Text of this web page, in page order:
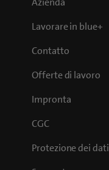
Lavorare in blue+
Contatto
Offerte di lavoro
Impronta
CGC
Protezione dei dati